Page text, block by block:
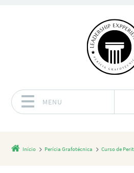
MENU
Início Perícia Grafotécnica Curso de